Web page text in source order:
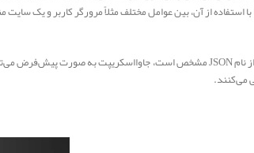
استفاده از آن، بین عوامل مختلف مثلاً مرورگر کاربر و یک